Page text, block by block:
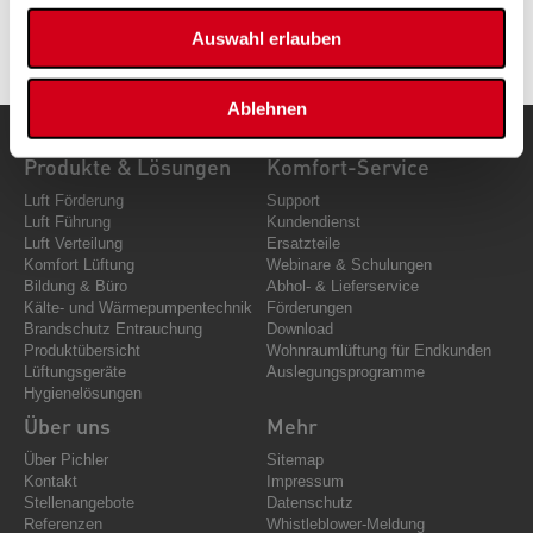
Auswahl erlauben
Ablehnen
Produkte & Lösungen
Luft Förderung
Luft Führung
Luft Verteilung
Komfort Lüftung
Bildung & Büro
Kälte- und Wärmepumpentechnik
Brandschutz Entrauchung
Produktübersicht
Lüftungsgeräte
Hygienelösungen
Komfort-Service
Support
Kundendienst
Ersatzteile
Webinare & Schulungen
Abhol- & Lieferservice
Förderungen
Download
Wohnraumlüftung für Endkunden
Auslegungsprogramme
Über uns
Über Pichler
Kontakt
Stellenangebote
Referenzen
Mehr
Sitemap
Impressum
Datenschutz
Whistleblower-Meldung